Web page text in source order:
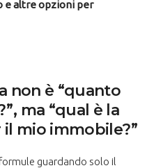
e altre opzioni per
non è “quanto
ma “qual è la
mio immobile?”
guardando solo il